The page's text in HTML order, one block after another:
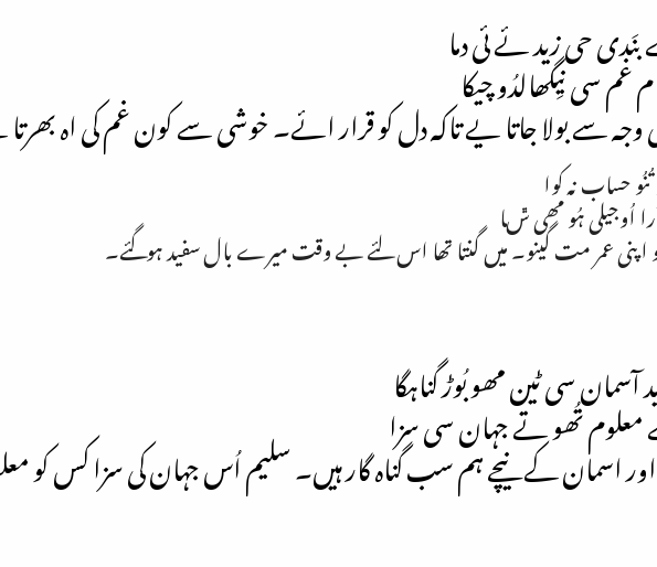
حی زید ئے ئی دما
سی نیِگھالدُو چیکا
وجہ سے بولا جاتا یے تاکہ دل کو قرار ائے۔ خوشی سے کون غم کی اہ
حساب نہ کوا
اُوجیلی ہُو مھی ݜا
اپنی عمر مت گینو۔ میں گنتا تھا اس لئے بے وقت میرے بال سفید ہوگئے۔
سی ٹین مھو بُوڑ گناہگا
تُھو تے جہان سی سزا
اور اسمان کے نیچے ہم سب گناہ گار ہیں۔ سلیم اُس جہان کی سزا کس کو